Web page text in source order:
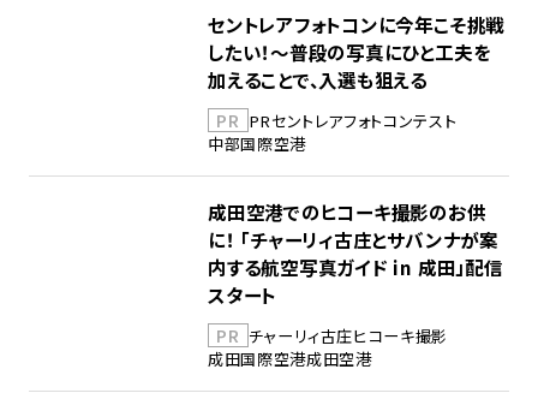
セントレアフォトコンに今年こそ挑戦
したい！～普段の写真にひと工夫を
加えることで、入選も狙える
PR PRセントレアフォトコンテスト
中部国際空港
成田空港でのヒコーキ撮影のお供
に！ 「チャーリィ古庄とサバンナが案
内する航空写真ガイド in 成田」配信
スタート
PR チャーリィ古庄ヒコーキ撮影
成田国際空港成田空港